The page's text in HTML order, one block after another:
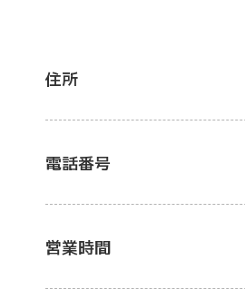
住所
電話番号
営業時間